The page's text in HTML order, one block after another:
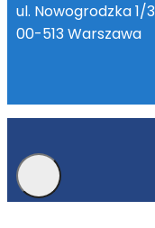
ul. Nowogrodzka 1/
00-513 Warszawa